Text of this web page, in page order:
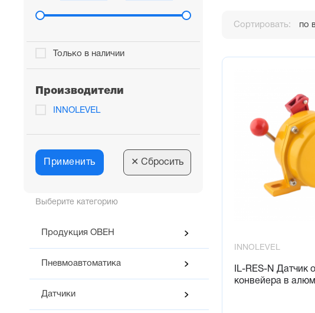
Выберите категорию
Продукция ОВЕН
Пневмоавтоматика
Датчики
Только в наличии
Производители
INNOLEVEL
Применить ✕ Сбросить
Сортировать: по
INNOLEVEL
IL-RES-N Датчик
конвейера в